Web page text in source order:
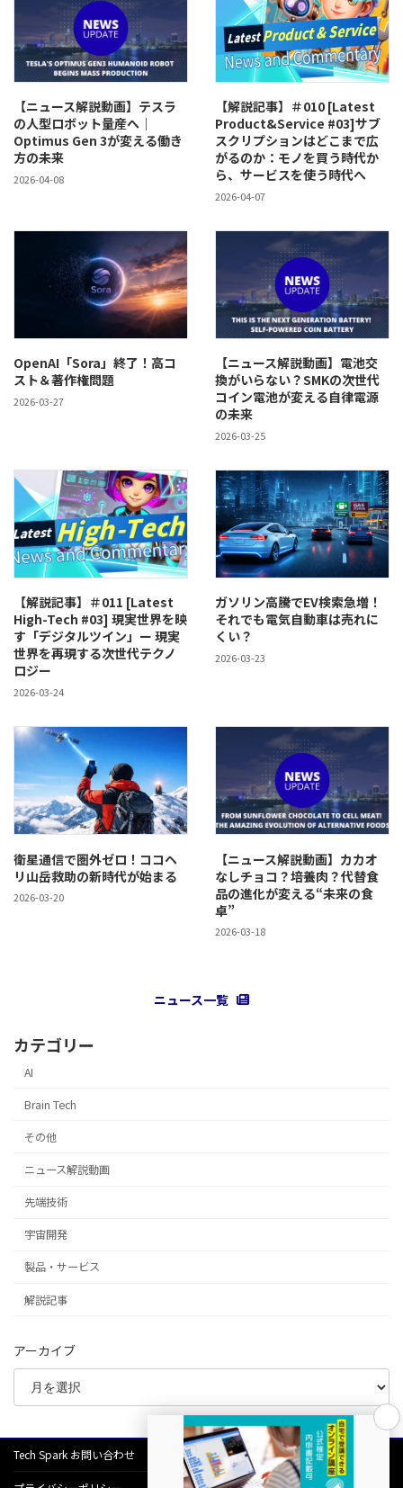
【ニュース解説動画】テスラ
の人型ロボット量産へ｜
Optimus Gen 3が変える働き
方の未来
2026-04-08
【解説記事】＃010 [Latest
Product&Service #03]サブ
スクリプションはどこまで広
がるのか：モノを買う時代か
ら、サービスを使う時代へ
2026-04-07
OpenAI「Sora」終了！高コ
スト＆著作権問題
2026-03-27
【ニュース解説動画】電池交
換がいらない？SMKの次世代
コイン電池が変える自律電源
の未来
2026-03-25
【解説記事】＃011 [Latest
High-Tech #03] 現実世界を映
す「デジタルツイン」ー 現実
世界を再現する次世代テクノ
ロジー
2026-03-24
ガソリン高騰でEV検索急増！
それでも電気自動車は売れに
くい？
2026-03-23
衛星通信で圏外ゼロ！ココヘ
リ山岳救助の新時代が始まる
2026-03-20
【ニュース解説動画】カカオ
なしチョコ？培養肉？代替食
品の進化が変える“未来の食
卓”
2026-03-18
ニュース一覧
カテゴリー
AI
Brain Tech
その他
ニュース解説動画
先端技術
宇宙開発
製品・サービス
解説記事
アーカイブ
Tech Spark お問い合わせ